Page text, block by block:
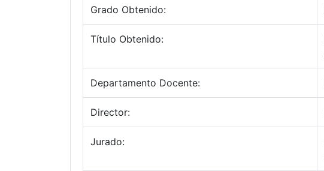
Grado Obtenido:
Título Obtenido:
Departamento Docente:
Director:
Jurado: